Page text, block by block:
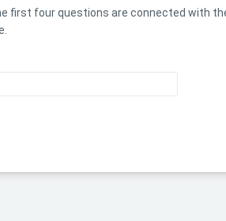
first four questions are connected with